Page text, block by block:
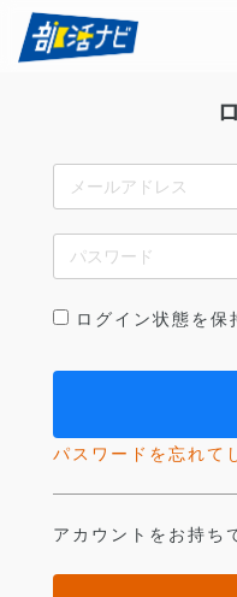
ログイン状態を保
パスワードを忘れて
アカウントをお持ち